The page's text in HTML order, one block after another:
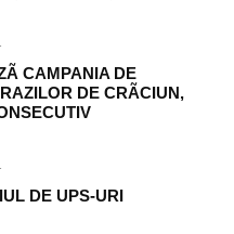
CAMPANIA DE
DE CRÃCIUN,
DE UPS-URI